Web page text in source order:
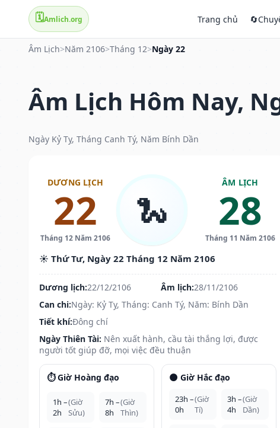
🗓️Amlich.org Trang chủ 🔄
Âm Lịch>Năm 2106>Tháng 12>Ngày 22
Âm Lịch Hôm Nay,
Ngày Kỷ Tỵ, Tháng Canh Tý, Năm Bính Dần
DƯƠNG LỊCH
22
Tháng 12 Năm 2106
🐍
ÂM LỊCH
28
Tháng 11 Năm 2106
☀️ Thứ Tư, Ngày 22 Tháng 12 Năm 2106
Dương lịch:22/12/2106 Âm lịch:28/11/2106
Can chi:Ngày: Kỷ Tỵ, Tháng: Canh Tý, Năm: Bính Dần
Tiết khí:Đông chí
Ngày Thiên Tài: Nên xuất hành, cầu tài thắng lợi, được
người tốt giúp đỡ, mọi việc đều thuận
⏱️ Giờ Hoàng đạo
1h –
2h
(Giờ
Sửu)
7h –
8h
(Giờ
Thìn)
🌑 Giờ Hắc đạo
23h –
0h
(Giờ
Tí)
3h –
4h
(Giờ
Dần)